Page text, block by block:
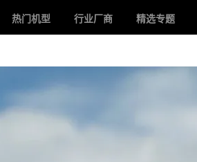
热门机型 行业厂商 精选专题